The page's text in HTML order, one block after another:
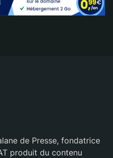
de Presse, fondatrice
produit du contenu